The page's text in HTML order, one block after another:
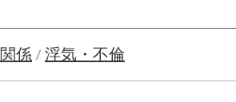
係 / 浮気・不倫